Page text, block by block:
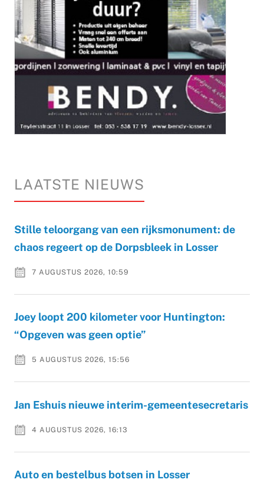
LAATSTE NIEUWS
Stille teloorgang van een rijksmonument: de
chaos regeert op de Dorpsbleek in Losser
7 AUGUSTUS 2026, 10:59
Joey loopt 200 kilometer voor Huntington:
“Opgeven was geen optie”
5 AUGUSTUS 2026, 15:56
Jan Eshuis nieuwe interim-gemeentesecretaris
4 AUGUSTUS 2026, 16:13
Auto en bestelbus botsen in Losser